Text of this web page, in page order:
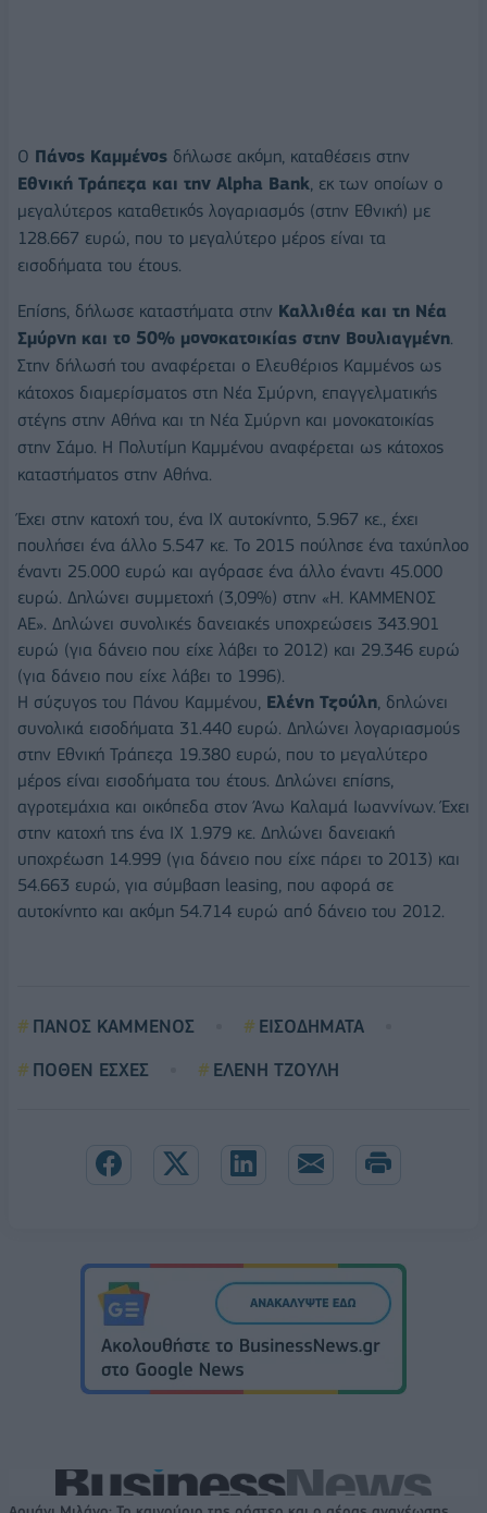
Ο Πάνος Καμμένος δήλωσε ακόμη, καταθέσεις στην
Εθνική Τράπεζα και την Alpha Bank, εκ των οποίων ο
μεγαλύτερος καταθετικός λογαριασμός (στην Εθνική) με
128.667 ευρώ, που το μεγαλύτερο μέρος είναι τα
εισοδήματα του έτους.
Επίσης, δήλωσε καταστήματα στην Καλλιθέα και τη Νέα
Σμύρνη και το 50% μονοκατοικίας στην Βουλιαγμένη.
Στην δήλωσή του αναφέρεται ο Ελευθέριος Καμμένος ως
κάτοχος διαμερίσματος στη Νέα Σμύρνη, επαγγελματικής
στέγης στην Αθήνα και τη Νέα Σμύρνη και μονοκατοικίας
στην Σάμο. Η Πολυτίμη Καμμένου αναφέρεται ως κάτοχος
καταστήματος στην Αθήνα.
Έχει στην κατοχή του, ένα ΙΧ αυτοκίνητο, 5.967 κε., έχει
πουλήσει ένα άλλο 5.547 κε. Το 2015 πούλησε ένα ταχύπλοο
έναντι 25.000 ευρώ και αγόρασε ένα άλλο έναντι 45.000
ευρώ. Δηλώνει συμμετοχή (3,09%) στην «Η. ΚΑΜΜΕΝΟΣ
ΑΕ». Δηλώνει συνολικές δανειακές υποχρεώσεις 343.901
ευρώ (για δάνειο που είχε λάβει το 2012) και 29.346 ευρώ
(για δάνειο που είχε λάβει το 1996).
Η σύζυγος του Πάνου Καμμένου, Ελένη Τζούλη, δηλώνει
συνολικά εισοδήματα 31.440 ευρώ. Δηλώνει λογαριασμούς
στην Εθνική Τράπεζα 19.380 ευρώ, που το μεγαλύτερο
μέρος είναι εισοδήματα του έτους. Δηλώνει επίσης,
αγροτεμάχια και οικόπεδα στον Άνω Καλαμά Ιωαννίνων. Έχει
στην κατοχή της ένα ΙΧ 1.979 κε. Δηλώνει δανειακή
υποχρέωση 14.999 (για δάνειο που είχε πάρει το 2013) και
54.663 ευρώ, για σύμβαση leasing, που αφορά σε
αυτοκίνητο και ακόμη 54.714 ευρώ από δάνειο του 2012.
ΠΑΝΟΣ ΚΑΜΜΕΝΟΣ
ΕΙΣΟΔΗΜΑΤΑ
ΠΟΘΕΝ ΕΣΧΕΣ
ΕΛΕΝΗ ΤΖΟΥΛΗ